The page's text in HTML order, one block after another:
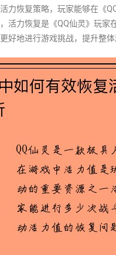
力恢复策略，玩家能够在《
活力恢复是《QQ仙灵》玩
好地进行游戏挑战，提升整体